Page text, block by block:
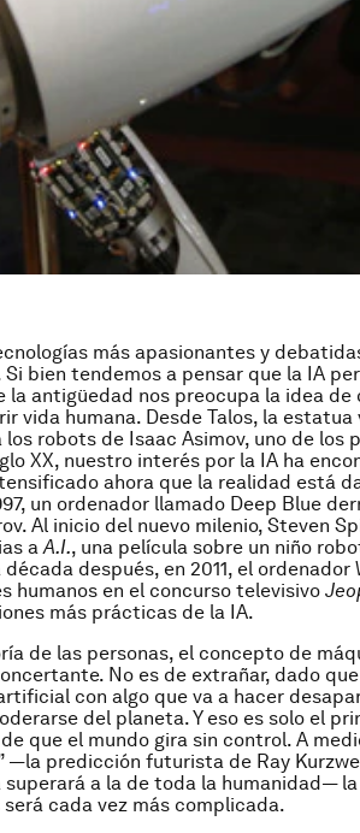
más apasionantes y
bien tendemos a pensar que la IA
la antigüedad nos preocupa la idea
vida humana. Desde Talos, la
los robots de Isaac Asimov, uno de los
XX, nuestro interés por la IA ha
ahora que la realidad está
un ordenador llamado Deep Blue
Al inicio del nuevo milenio, Steven
aA.I., una película sobre un niño
década después, en 2011, el
humanos en el concurso televisivo
más prácticas de la IA.
de las personas, el concepto de
No es de extrañar, dado
con algo que va a hacer
del planeta. Y eso es solo el
que el mundo gira sin control. A
—la predicción futurista de Ray
superará a la de toda la humanidad—
cada vez más complicada.